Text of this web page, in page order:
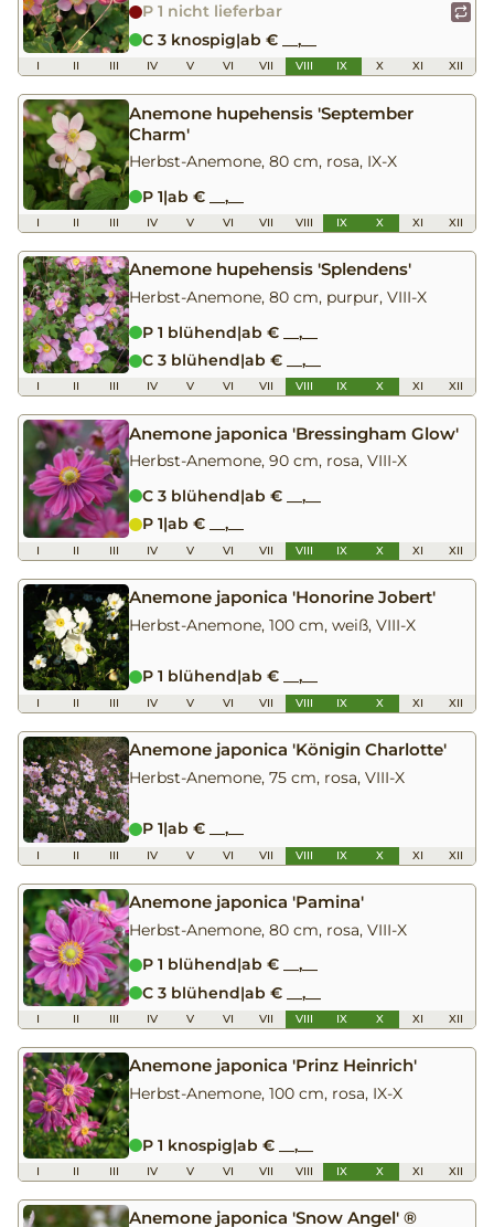
P 1 nicht lieferbar
C 3 knospig|ab € __,__
I II III IV V VI VII VIII IX X XI XII
Anemone hupehensis 'September
Charm'
Herbst-Anemone, 80 cm, rosa, IX-X
P 1|ab € __,__
I II III IV V VI VII VIII IX X XI XII
Anemone hupehensis 'Splendens'
Herbst-Anemone, 80 cm, purpur, VIII-X
P 1 blühend|ab € __,__
C 3 blühend|ab € __,__
I II III IV V VI VII VIII IX X XI XII
Anemone japonica 'Bressingham Glow'
Herbst-Anemone, 90 cm, rosa, VIII-X
C 3 blühend|ab € __,__
P 1|ab € __,__
I II III IV V VI VII VIII IX X XI XII
Anemone japonica 'Honorine Jobert'
Herbst-Anemone, 100 cm, weiß, VIII-X
P 1 blühend|ab € __,__
I II III IV V VI VII VIII IX X XI XII
Anemone japonica 'Königin Charlotte'
Herbst-Anemone, 75 cm, rosa, VIII-X
P 1|ab € __,__
I II III IV V VI VII VIII IX X XI XII
Anemone japonica 'Pamina'
Herbst-Anemone, 80 cm, rosa, VIII-X
P 1 blühend|ab € __,__
C 3 blühend|ab € __,__
I II III IV V VI VII VIII IX X XI XII
Anemone japonica 'Prinz Heinrich'
Herbst-Anemone, 100 cm, rosa, IX-X
P 1 knospig|ab € __,__
I II III IV V VI VII VIII IX X XI XII
Anemone japonica 'Snow Angel' ®